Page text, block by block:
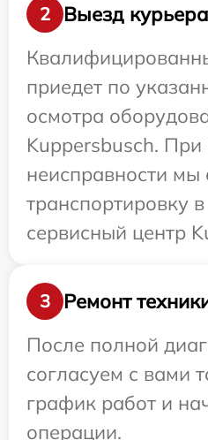
2
Выезд
приедет по
осмотра
Kuppersbusch. При
неисправности мы
транспортировку
сервисный центр
3
Ремонт
После полной
согласуем с вами
график работ и
операции.